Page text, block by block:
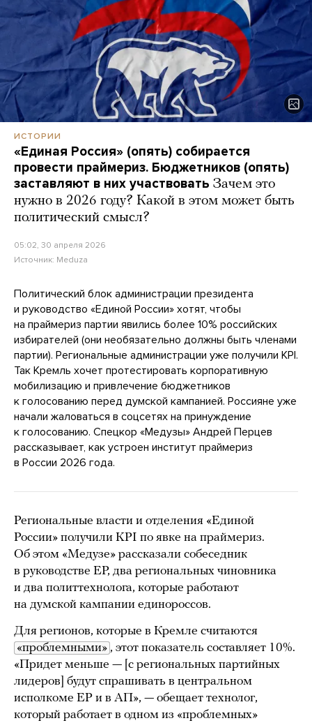
ИСТОРИИ
«Единая Россия» (опять) собирается
провести праймериз. Бюджетников (опять)
заставляют в них участвовать Зачем это
нужно в 2026 году? Какой в этом может быть
политический смысл?
05:02, 30 апреля 2026
Источник: Meduza
Политический блок администрации президента
и руководство «Единой России» хотят, чтобы
на праймериз партии явились более 10% российских
избирателей (они необязательно должны быть членами
партии). Региональные администрации уже получили KPI.
Так Кремль хочет протестировать корпоративную
мобилизацию и привлечение бюджетников
к голосованию перед думской кампанией. Россияне уже
начали жаловаться в соцсетях на принуждение
к голосованию. Спецкор «Медузы» Андрей Перцев
рассказывает, как устроен институт праймериз
в России 2026 года.
Региональные власти и отделения «Единой
России» получили KPI по явке на праймериз.
Об этом «Медузе» рассказали собеседник
в руководстве ЕР, два региональных чиновника
и два политтехнолога, которые работают
на думской кампании единороссов.
Для регионов, которые в Кремле считаются
«проблемными» , этот показатель составляет 10%.
«Придет меньше — [с региональных партийных
лидеров] будут спрашивать в центральном
исполкоме ЕР и в АП», — обещает технолог,
который работает в одном из «проблемных»